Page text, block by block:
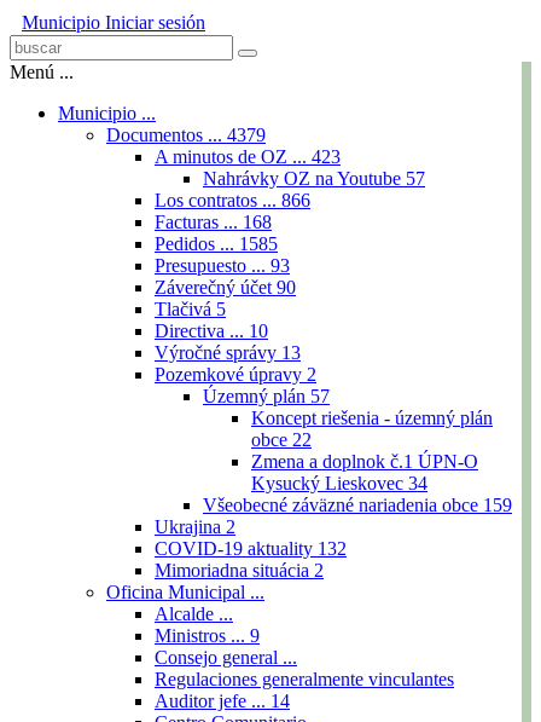
Municipio Iniciar sesión
Menú ...
Municipio ...
Documentos ... 4379
A minutos de OZ ... 423
Nahrávky OZ na Youtube 57
Los contratos ... 866
Facturas ... 168
Pedidos ... 1585
Presupuesto ... 93
Záverečný účet 90
Tlačivá 5
Directiva ... 10
Výročné správy 13
Pozemkové úpravy 2
Územný plán 57
Koncept riešenia - územný plán
obce 22
Zmena a doplnok č.1 ÚPN-O
Kysucký Lieskovec 34
Všeobecné záväzné nariadenia obce 159
Ukrajina 2
COVID-19 aktuality 132
Mimoriadna situácia 2
Oficina Municipal ...
Alcalde ...
Ministros ... 9
Consejo general ...
Regulaciones generalmente vinculantes
Auditor jefe ... 14